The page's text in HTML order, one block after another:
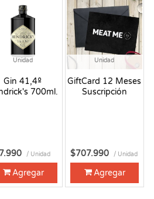
Unidad
Gin 41,4º
700ml.
/ Unidad
Agregar
Unidad
GiftCard 12 Meses
Suscripción
$707.990 / Unidad
Agregar